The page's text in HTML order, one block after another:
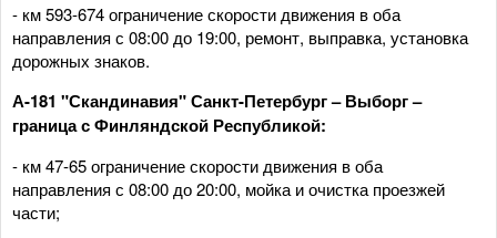
- км 593-674 ограничение скорости движения в оба
направления с 08:00 до 19:00, ремонт, выправка, установка
дорожных знаков.
А-181 "Скандинавия" Санкт-Петербург – Выборг –
граница с Финляндской Республикой:
- км 47-65 ограничение скорости движения в оба
направления с 08:00 до 20:00, мойка и очистка проезжей
части;